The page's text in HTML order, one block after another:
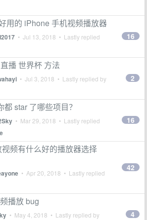
用的 iPhone 手机视频播放器
• Jul 13, 2018 • Lastly replied
16
播 世界杯 方法
• Jul 3, 2018 • Lastly replied by 2
star 了哪些项目？
• Mar 29, 2018 • Lastly replied
16
频有什么好的播放器选择
• Apr 20, 2018 • Lastly replied
42
播放 bug
• May 4, 2018 • Lastly replied by 4